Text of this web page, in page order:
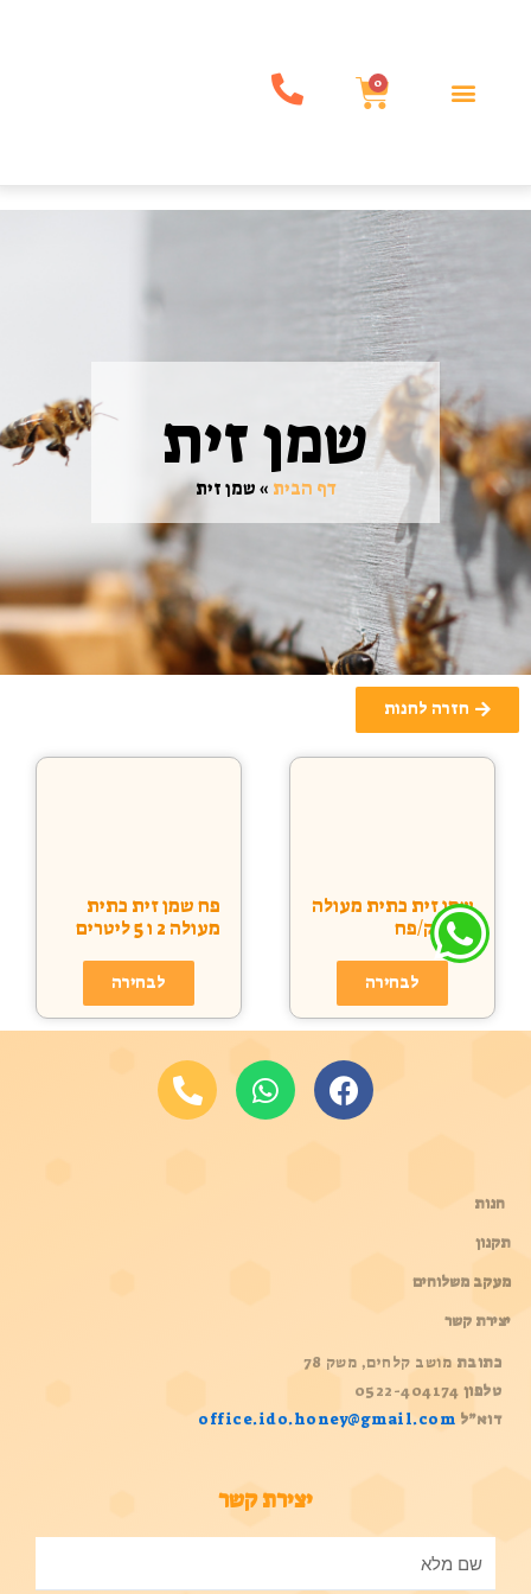
0
שמן זית
דף הבית » שמן זית
חזרה לחנות
שמן זית כתית מעולה
בקבוק/פח
לבחירה
פח שמן זית כתית
מעולה 2 ו 5 ליטרים
לבחירה
חנות
תקנון
מעקב משלוחים
יצירת קשר
כתובת מושב קלחים, משק 78
טלפון 0522-404174
דוא”ל office.ido.honey@gmail.com
יצירת קשר